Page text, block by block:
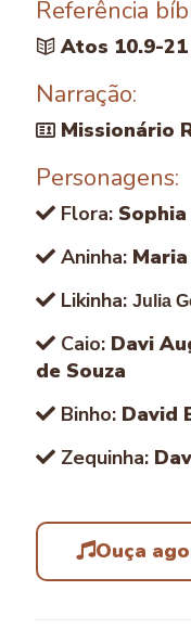
Referência
Atos 10.9-21
Narração:
Missionário
Personagens:
Flora:
Aninha:
Likinha: Julia
Caio: Davi
de Souza
Binho: David
Zequinha:
Ouça